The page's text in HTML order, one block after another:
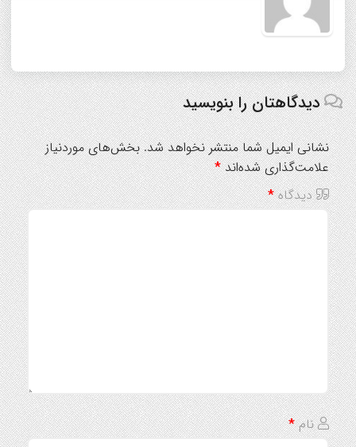
دیدگاهتان را بنویسید
نشانی ایمیل شما منتشر نخواهد شد. بخش‌های موردنیاز
علامت‌گذاری شده‌اند*
دیدگاه*
نام*